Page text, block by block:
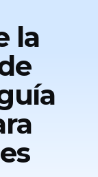
la